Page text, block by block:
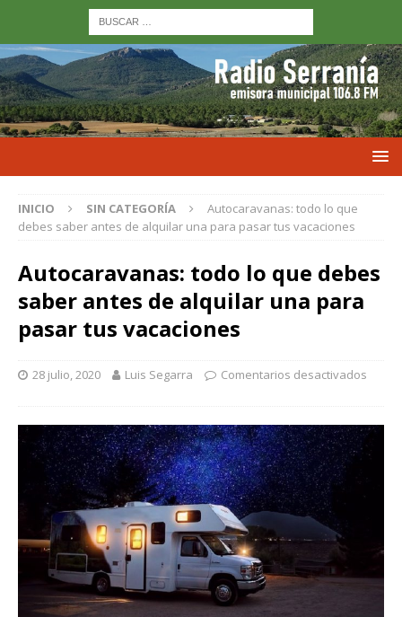
INICIO SIN CATEGORÍA
Autocaravanas: todo lo que
debes saber antes de alquilar una para pasar tus vacaciones
Autocaravanas: todo lo que debes
saber antes de alquilar una para
pasar tus vacaciones
28 julio, 2020 Luis Segarra Comentarios desactivados